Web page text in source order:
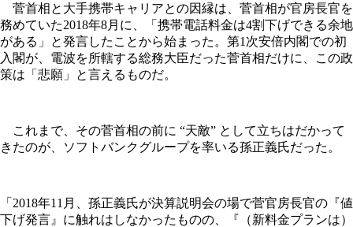
菅首相と大手携帯キャリアとの因縁は、菅首相が官房長官を
務めていた2018年8月に、「携帯電話料金は4割下げできる余地
がある」と発言したことから始まった。第1次安倍内閣での初
入閣が、電波を所轄する総務大臣だった菅首相だけに、この政
策は「悲願」と言えるものだ。
これまで、その菅首相の前に “天敵” として立ちはだかって
きたのが、ソフトバンクグループを率いる孫正義氏だった。
「2018年11月、孫正義氏が決算説明会の場で菅官房長官の『値
下げ発言』に触れはしなかったものの、『（新料金プランは）